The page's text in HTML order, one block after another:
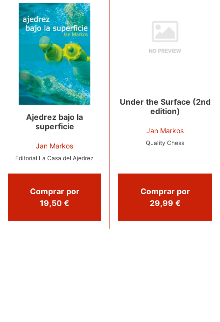
Ajedrez bajo la
superficie
Jan Markos
Editorial La Casa del Ajedrez
Comprar por
19,50 €
Under the Surface (2nd
edition)
Jan Markos
Quality Chess
Comprar por
29,99 €